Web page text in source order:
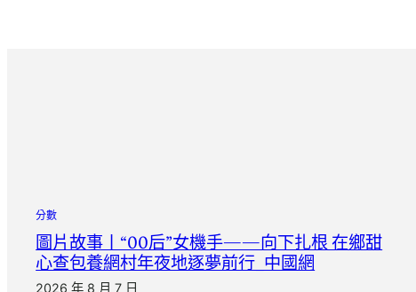
分數
圖片故事丨“00后”女機手——向下扎根 在鄉甜
心查包養網村年夜地逐夢前行_中國網
2026 年 8 月 7 日